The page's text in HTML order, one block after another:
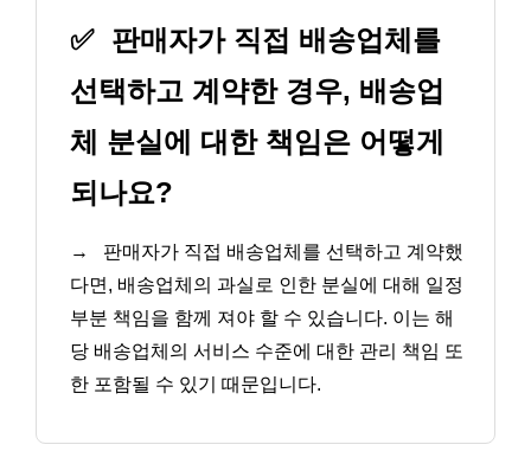
✅ 판매자가 직접 배송업체를
선택하고 계약한 경우, 배송업
체 분실에 대한 책임은 어떻게
되나요?
→
판매자가 직접 배송업체를 선택하고 계약했
다면, 배송업체의 과실로 인한 분실에 대해 일정
부분 책임을 함께 져야 할 수 있습니다. 이는 해
당 배송업체의 서비스 수준에 대한 관리 책임 또
한 포함될 수 있기 때문입니다.